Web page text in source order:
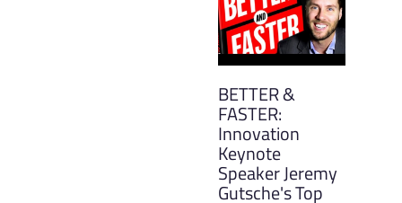
BETTER &
FASTER:
Innovation
Keynote
Speaker Jeremy
Gutsche's Top